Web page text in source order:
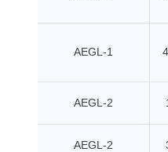
AEGL-1
AEGL-2
AEGL-2